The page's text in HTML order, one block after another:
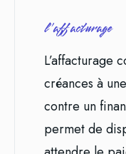
l’affacturage
L’affacturage
créances à
contre un
permet de